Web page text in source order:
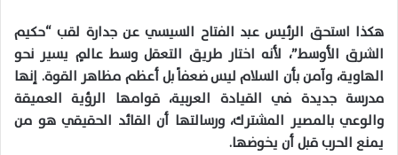
هكذا استحق الرئيس عبد الفتاح السيسي عن جدارة لقب “حكيم
الشرق الأوسط”، لأنه اختار طريق التعقل وسط عالمٍ يسير نحو
الهاوية، وآمن بأن السلام ليس ضعفاً بل أعظم مظاهر القوة. إنها
مدرسة جديدة في القيادة العربية، قوامها الرؤية العميقة
والوعي بالمصير المشترك، ورسالتها أن القائد الحقيقي هو من
يمنع الحرب قبل أن يخوضها.